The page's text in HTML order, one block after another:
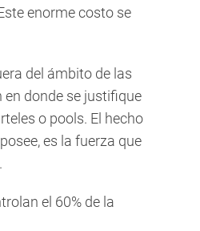
enorme costo se
del ámbito de las
donde se justifique
o pools. El hecho
es la fuerza que
el 60% de la